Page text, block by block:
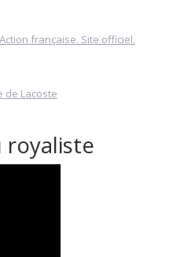
française. Site officiel.
de Lacoste
royaliste